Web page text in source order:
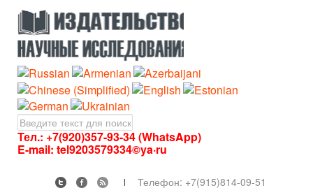
Тел.: +7(920)357-93-34 (WhatsApp)
E-mail: tel9203579334©ya·ru
Телефон: +7(915)814-09-51